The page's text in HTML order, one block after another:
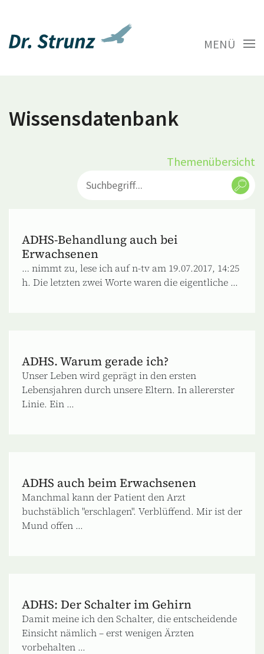
MENÜ
Wissensdatenbank
Themenübersicht
ADHS-Behandlung auch bei
Erwachsenen
… nimmt zu, lese ich auf n-tv am 19.07.2017, 14:25
h. Die letzten zwei Worte waren die eigentliche ...
ADHS. Warum gerade ich?
Unser Leben wird geprägt in den ersten
Lebensjahren durch unsere Eltern. In allererster
Linie. Ein ...
ADHS auch beim Erwachsenen
Manchmal kann der Patient den Arzt
buchstäblich "erschlagen". Verblüffend. Mir ist der
Mund offen ...
ADHS: Der Schalter im Gehirn
Damit meine ich den Schalter, die entscheidende
Einsicht nämlich – erst wenigen Ärzten
vorbehalten ...